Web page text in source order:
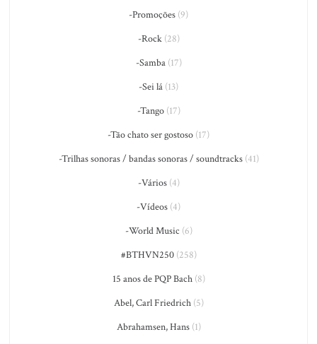
-Promoções (9)
-Rock(28)
-Samba(17)
-Sei lá (13)
-Tango(17)
-Tão chato ser gostoso (17)
-Trilhas sonoras / bandas sonoras / soundtracks(41)
-Vários(4)
-Vídeos (4)
-World Music (6)
#BTHVN250(258)
15 anos de PQP Bach(8)
Abel, Carl Friedrich(5)
Abrahamsen, Hans(1)